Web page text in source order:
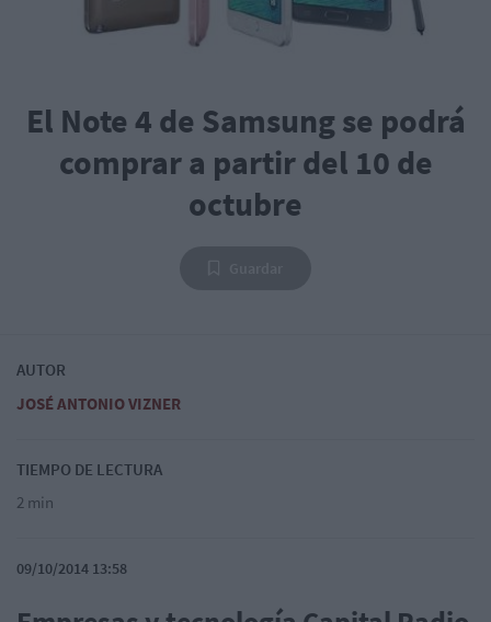
El Note 4 de Samsung se podrá
comprar a partir del 10 de
octubre
AUTOR
JOSÉ ANTONIO VIZNER
TIEMPO DE LECTURA
2 min
09/10/2014 13:58